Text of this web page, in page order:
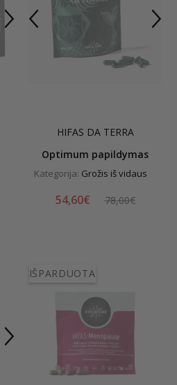
HIFAS DA TERRA
Optimum papildymas
Kategorija: Grožis iš vidaus
54,60€ 78,00€
IŠPARDUOTA